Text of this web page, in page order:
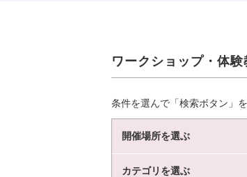
ワークショップ・体
条件を選んで「検索ボタン」
開催場所を選ぶ
カテゴリを選ぶ